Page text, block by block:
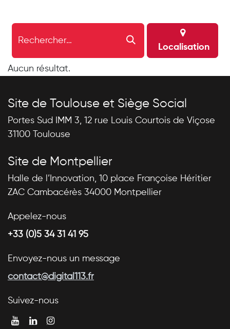
Localisation
Aucun résultat.
Site de Toulouse et Siège Social
Portes Sud IMM 3, 12 rue Louis Courtois de Viçose
31100 Toulouse
Site de Montpellier
Halle de l’Innovation, 10 place Françoise Héritier
ZAC Cambacérès 34000 Montpellier
Appelez-nous
+33 (0)5 34 31 41 95
Envoyez-nous un message
contact@digital113.fr
Suivez-nous